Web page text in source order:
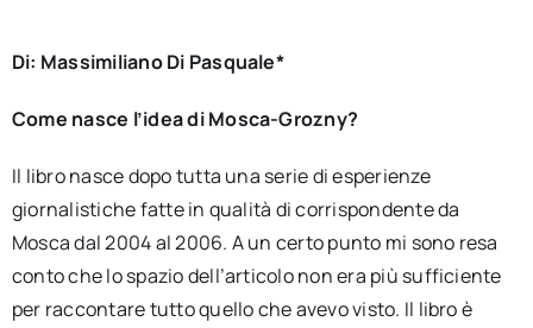
Ita
Di: Massimiliano Di Pasquale*
Come nasce l’idea di Mosca-Grozny?
Il libro nasce dopo tutta una serie di esperienze
giornalistiche fatte in qualità di corrispondente da
Mosca dal 2004 al 2006. A un certo punto mi sono resa
conto che lo spazio dell’articolo non era più sufficiente
per raccontare tutto quello che avevo visto. Il libro è